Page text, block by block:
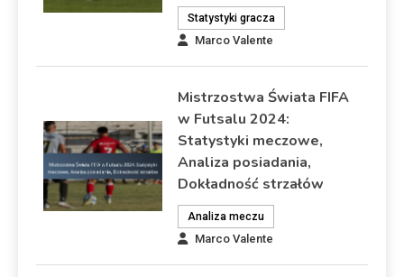
Statystyki gracza
Marco Valente
Mistrzostwa Świata FIFA
w Futsalu 2024:
Statystyki meczowe,
Analiza posiadania,
Dokładność strzałów
Analiza meczu
Marco Valente